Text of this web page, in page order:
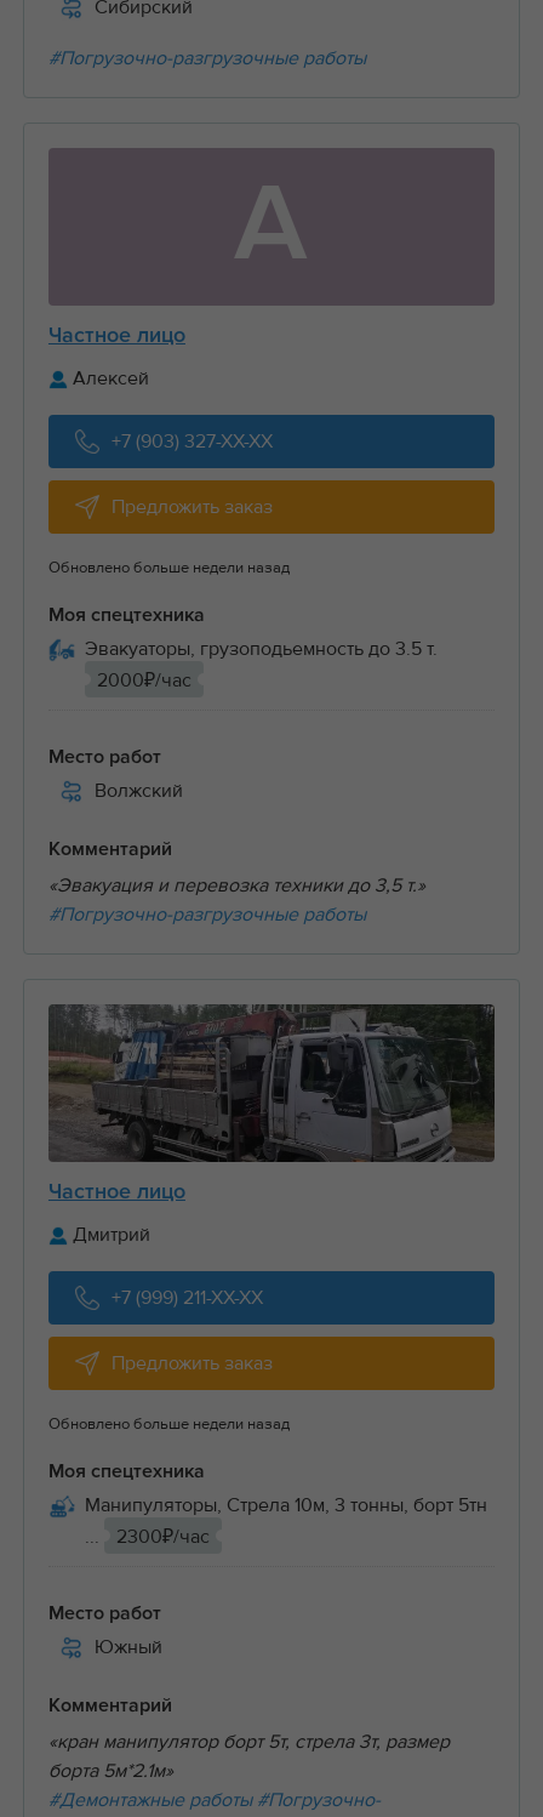
Сибирский
#Погрузочно-разгрузочные работы
А
Частное лицо
Алексей
+7 (903) 327-XX-XX
Предложить заказ
Обновлено больше недели назад
Моя спецтехника
Эвакуаторы, грузоподьемность до 3.5 т.
2000₽/час
Место работ
Волжский
Комментарий
«Эвакуация и перевозка техники до 3,5 т.»
#Погрузочно-разгрузочные работы
Частное лицо
Дмитрий
+7 (999) 211-XX-XX
Предложить заказ
Обновлено больше недели назад
Моя спецтехника
Манипуляторы, Стрела 10м, 3 тонны, борт 5тн
...
2300₽/час
Место работ
Южный
Комментарий
«кран манипулятор борт 5т, стрела 3т, размер
борта 5м*2.1м»
#Демонтажные работы #Погрузочно-